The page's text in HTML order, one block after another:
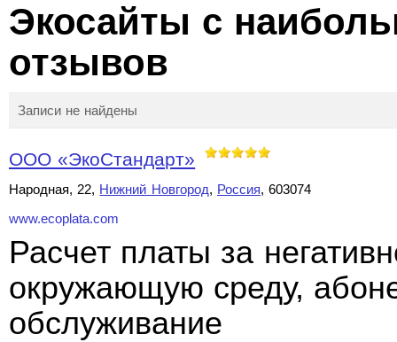
Экосайты с
отзывов
Записи не найдены
ООО «ЭкоСтандарт»
Народная, 22, Нижний Новгород, Россия, 603074
www.ecoplata.com
Расчет платы за
окружающую среду,
обслуживание